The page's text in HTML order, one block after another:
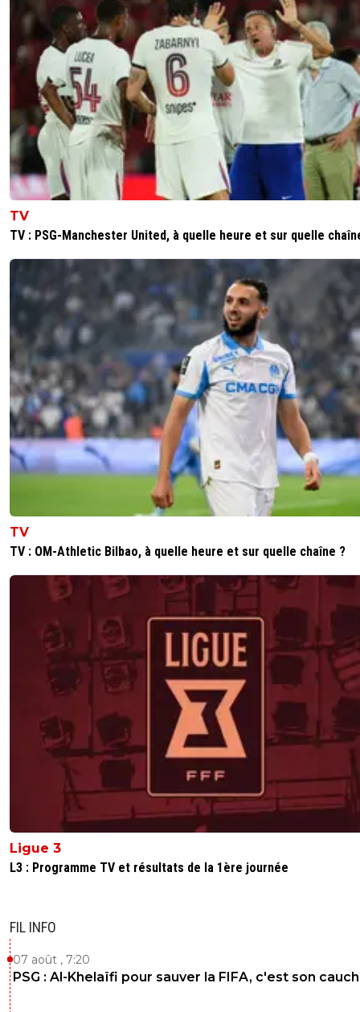
TV
TV : PSG-Manchester United, à quelle heure et sur quelle
TV
TV : OM-Athletic Bilbao, à quelle heure et sur quelle chaîne ?
Ligue 3
L3 : Programme TV et résultats de la 1ère journée
FIL INFO
07 août , 7:20
PSG : Al-Khelaïfi pour sauver la FIFA, c'est son